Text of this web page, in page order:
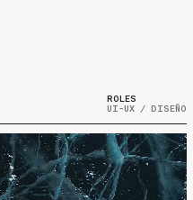
ROLES
UI-UX / DISEÑO